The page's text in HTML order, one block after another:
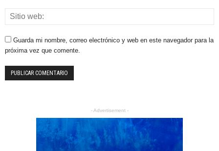
Guarda mi nombre, correo electrónico y web en este navegador para la
próxima vez que comente.
- Advertisement -